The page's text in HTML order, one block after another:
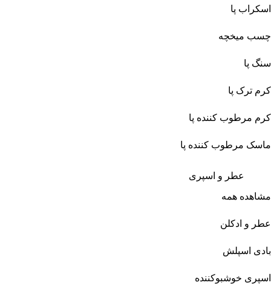
اسکراب پا
چسب میخچه
سنگ پا
کرم ترک پا
کرم مرطوب کننده پا
ماسک مرطوب کننده پا
عطر و اسپری
مشاهده همه
عطر و ادکلن
بادی اسپلش
اسپری خوشبوکننده